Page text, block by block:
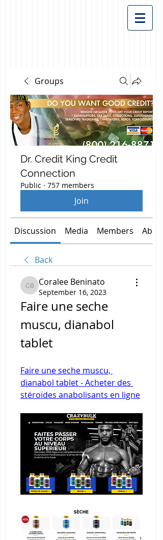
Groups
Dr. Credit King Credit
Connection
Public · 757 members
Join
Discussion Media Members About
Back
Coralee Beninato
Coralee Beninato
September 16, 2023
Faire une seche
muscu, dianabol
tablet
Faire une seche muscu,
dianabol tablet - Acheter des
stéroïdes anabolisants en ligne